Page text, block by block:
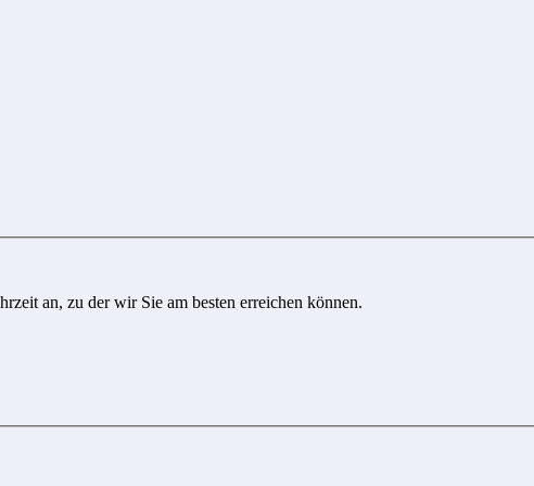
an, zu der wir Sie am besten erreichen können.